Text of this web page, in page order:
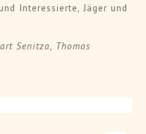
Interessierte, Jäger und
Senitza, Thomas